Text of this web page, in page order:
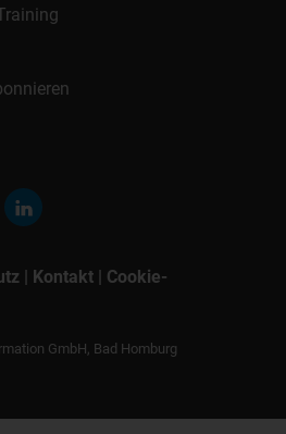
| Kontakt | Cookie-
GmbH, Bad Homburg